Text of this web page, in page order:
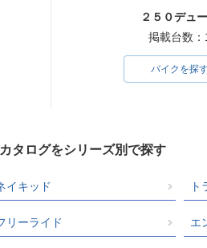
２５０デュ
掲載台数：
バイクを探
タログをシリーズ別で探す
イキッド ト
リーライド エ